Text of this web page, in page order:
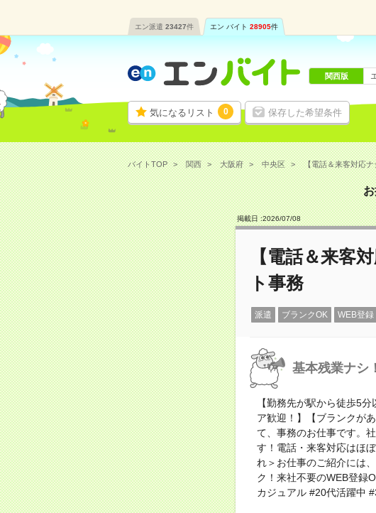
エン派遣 23427件 エン バイト 28905件
気になるリスト 0 保存した希望条件
関西版
バイトTOP 関西 大阪府 中央区 【電話＆来客対応
掲載日 :2026/07/08
【電話＆来客
ト事務
派遣 ブランクOK WEB登録
基本残業ナシ
【勤務先が駅から徒歩5
ア歓迎！】【ブランクが
て、事務のお仕事です。
す！電話・来客対応はほ
れ＞お仕事のご紹介には
ク！来社不要のWEB登録
カジュアル #20代活躍中